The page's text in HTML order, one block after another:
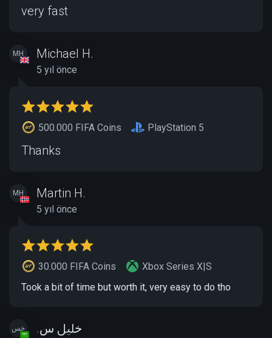
very fast
MH Michael H.
5 yıl önce
500.000 FIFA Coins PlayStation 5
Thanks
MH Martin H.
5 yıl önce
30.000 FIFA Coins
Xbox Series X|S
Took a bit of time but worth it, very easy to do tho
خس خليل س.